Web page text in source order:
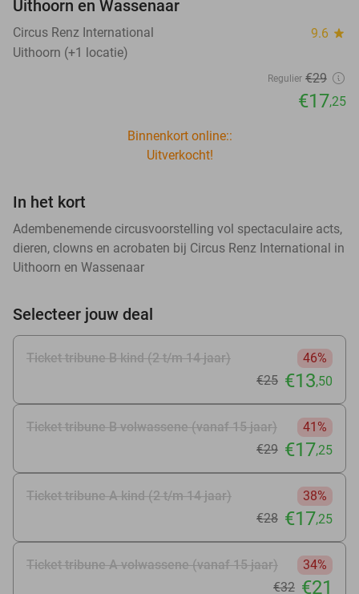
Uithoorn en Wassenaar
Circus Renz International 9.6 star
Uithoorn (+1 locatie)
Regulier €29
€17,25
Binnenkort online::
Uitverkocht!
In het kort
Adembenemende circusvoorstelling vol spectaculaire acts,
dieren, clowns en acrobaten bij Circus Renz International in
Uithoorn en Wassenaar
Selecteer jouw deal
Ticket tribune B kind (2 t/m 14 jaar)
46%
€25 €13,50
Ticket tribune B volwassene (vanaf 15 jaar)
41%
€29 €17,25
Ticket tribune A kind (2 t/m 14 jaar)
38%
€28 €17,25
Ticket tribune A volwassene (vanaf 15 jaar)
34%
€32 €21